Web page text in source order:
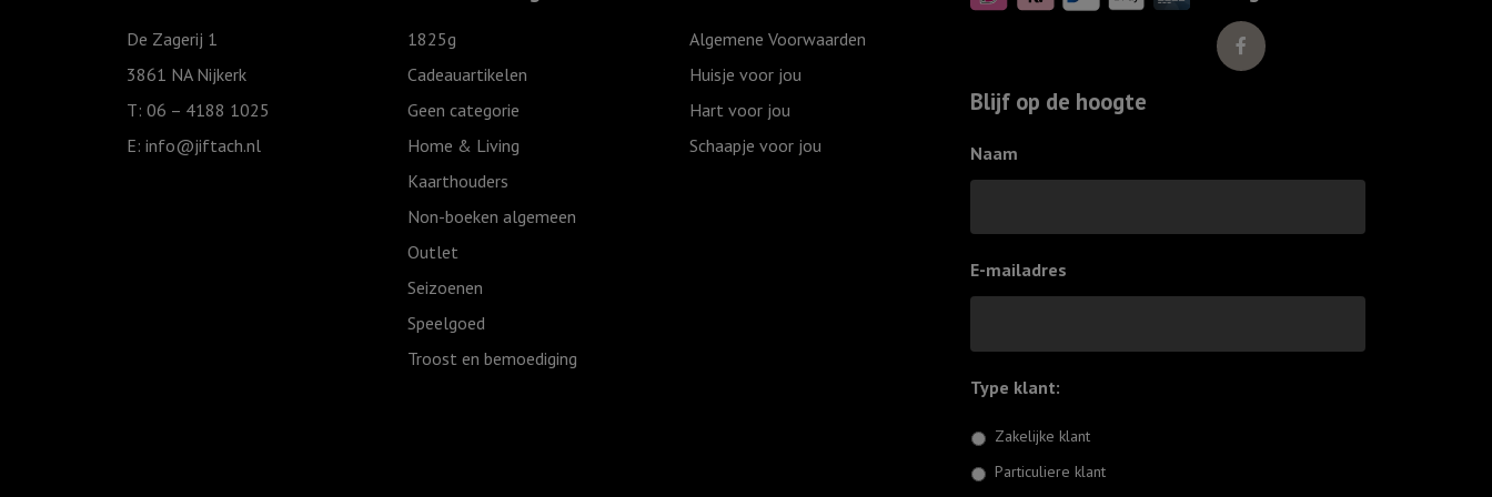
boog
in
De Zagerij 1
3861 NA Nijkerk
T: 06 – 4188 1025
E: info@jiftach.nl
1825g
Cadeauartikelen
Geen categorie
Home & Living
Kaarthouders
Non-boeken algemeen
Outlet
Seizoenen
Speelgoed
Troost en bemoediging
Algemene Voorwaarden
Huisje voor jou
Hart voor jou
Schaapje voor jou
Blijf op de hoogte
Naam
E-mailadres
Type klant:
Zakelijke klant
Particuliere klant